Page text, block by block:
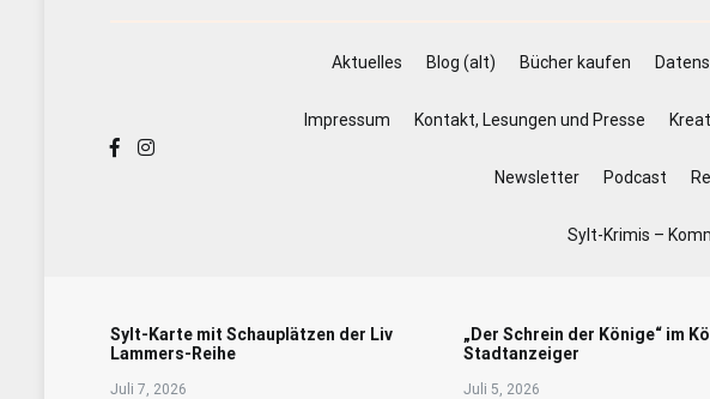
Aktuelles Blog (alt) Bücher kaufen
Impressum Kontakt, Lesungen und Presse
Newsletter Podcast
Sylt-Krimis –
Sylt-Karte mit Schauplätzen der Liv
Lammers-Reihe
Juli 7, 2026
„Der Schrein der Könige“ im
Stadtanzeiger
Juli 5, 2026